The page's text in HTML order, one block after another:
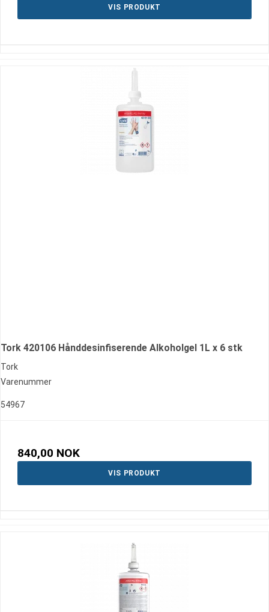
VIS PRODUKT
Tork 420106 Hånddesinfiserende Alkoholgel 1L x 6 stk
Tork
Varenummer
54967
840,00 NOK
VIS PRODUKT